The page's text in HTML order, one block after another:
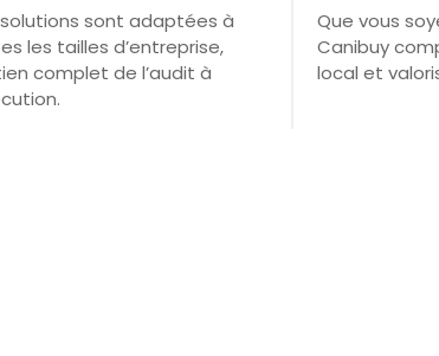
sont adaptées à
les tailles d’entreprise,
complet de l’audit à
Que vous
Canibuy
local et